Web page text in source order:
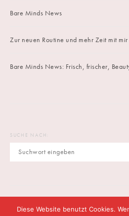
Bare Minds News
Zur neuen Routine und mehr Zeit mit mir
Bare Minds News: Frisch, frischer,
SUCHE NACH:
Diese Website benutzt Cookies.